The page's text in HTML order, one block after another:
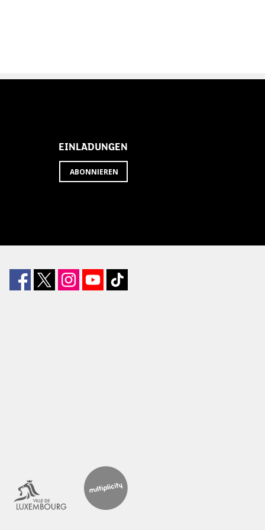
EINLADUNGEN
ABONNIEREN